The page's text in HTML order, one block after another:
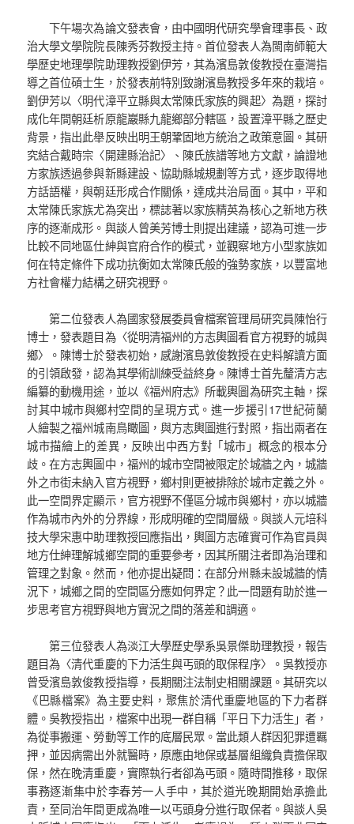
下午場次為論文發表會，由中國明代研究學會理事長、政
治大學文學院院長陳秀芬教授主持。首位發表人為閩南師範大
學歷史地理學院助理教授劉伊芳，其為濱島敦俊教授在臺灣指
導之首位碩士生，於發表前特別致謝濱島教授多年來的栽培。
劉伊芳以〈明代漳平立縣與太常陳氏家族的興起〉為題，探討
成化年間朝廷析原龍巖縣九龍鄉部分轄區，設置漳平縣之歷史
背景，指出此舉反映出明王朝鞏固地方統治之政策意圖。其研
究結合戴時宗〈開建縣治記〉、陳氏族譜等地方文獻，論證地
方家族透過參與新縣建設、協助縣城規劃等方式，逐步取得地
方話語權，與朝廷形成合作關係，達成共治局面。其中，平和
太常陳氏家族尤為突出，標誌著以家族精英為核心之新地方秩
序的逐漸成形。與談人曾美芳博士則提出建議，認為可進一步
比較不同地區仕紳與官府合作的模式，並觀察地方小型家族如
何在特定條件下成功抗衡如太常陳氏般的強勢家族，以豐富地
方社會權力結構之研究視野。
第二位發表人為國家發展委員會檔案管理局研究員陳怡行
博士，發表題目為〈從明清福州的方志輿圖看官方視野的城與
鄉〉。陳博士於發表初始，感謝濱島敦俊教授在史料解讀方面
的引領啟發，認為其學術訓練受益終身。陳博士首先釐清方志
編纂的動機用途，並以《福州府志》所載輿圖為研究主軸，探
討其中城市與鄉村空間的呈現方式。進一步援引17世紀荷蘭
人繪製之福州城南鳥瞰圖，與方志輿圖進行對照，指出兩者在
城市描繪上的差異，反映出中西方對「城市」概念的根本分
歧。在方志輿圖中，福州的城市空間被限定於城牆之內，城牆
外之市街未納入官方視野，鄉村則更被排除於城市定義之外。
此一空間界定顯示，官方視野不僅區分城市與鄉村，亦以城牆
作為城市內外的分界線，形成明確的空間層級。與談人元培科
技大學宋惠中助理教授回應指出，輿圖方志確實可作為官員與
地方仕紳理解城鄉空間的重要參考，因其所關注者即為治理和
管理之對象。然而，他亦提出疑問：在部分州縣未設城牆的情
況下，城鄉之間的空間區分應如何界定？此一問題有助於進一
步思考官方視野與地方實況之間的落差和調適。
第三位發表人為淡江大學歷史學系吳景傑助理教授，報告
題目為〈清代重慶的下力活生與丐頭的取保程序〉。吳教授亦
曾受濱島敦俊教授指導，長期關注法制史相關課題。其研究以
《巴縣檔案》為主要史料，聚焦於清代重慶地區的下力者群
體。吳教授指出，檔案中出現一群自稱「平日下力活生」者，
為從事搬運、勞動等工作的底層民眾。當此類人群因犯罪遭羈
押，並因病需出外就醫時，原應由地保或基層組織負責擔保取
保，然在晚清重慶，實際執行者卻為丐頭。隨時間推移，取保
事務逐漸集中於李春芳一人手中，其於道光晚期開始承擔此
責，至同治年間更成為唯一以丐頭身分進行取保者。與談人吳